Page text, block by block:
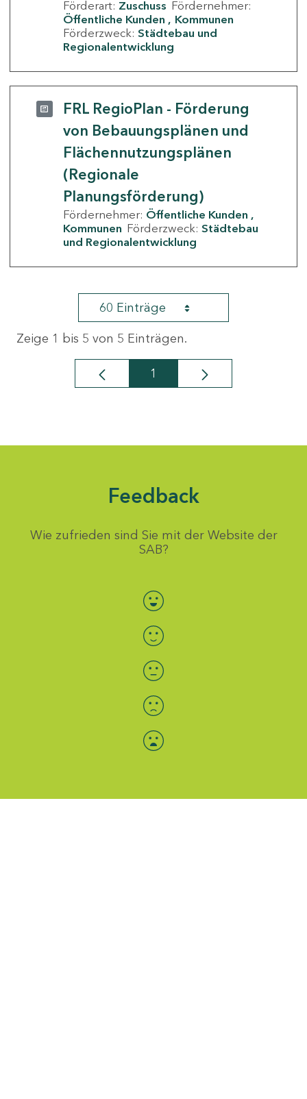
Förderart: Zuschuss Fördernehmer:
Öffentliche Kunden
Kommunen
Förderzweck: Städtebau und
Regionalentwicklung
FRL RegioPlan - Förderung
von Bebauungsplänen und
Flächennutzungsplänen
(Regionale
Planungsförderung)
Fördernehmer: Öffentliche Kunden
Kommunen Förderzweck: Städtebau
und Regionalentwicklung
60 Einträge
Zeige 1 bis 5 von 5 Einträgen.
Seite
1
Feedback
Wie zufrieden sind Sie mit der Website der
SAB?
Bewertung auswählen